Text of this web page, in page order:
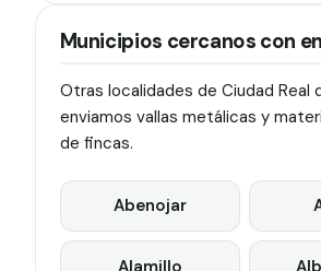
Municipios cercanos con
Otras localidades de Ciudad Real
enviamos vallas metálicas y
de fincas.
Abenojar
Alamillo